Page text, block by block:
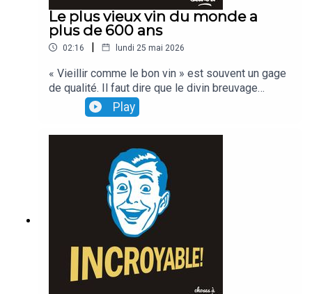
Le plus vieux vin du monde a
plus de 600 ans
02:16 | lundi 25 mai 2026
« Vieillir comme le bon vin » est souvent un gage
de qualité. Il faut dire que le divin breuvage
remonte parfois à Mathusalem... ou presque Celui
des hospices de Strasbourg, par exemple... a
près de 600 ans d'âge...
Play